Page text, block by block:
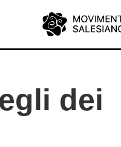
dei